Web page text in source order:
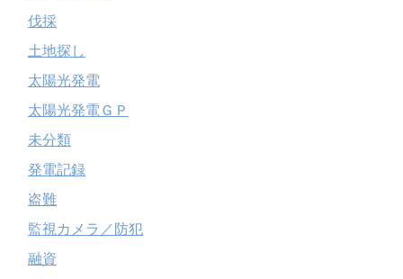
伐採
土地探し
太陽光発電
太陽光発電ＧＰ
未分類
発電記録
盗難
監視カメラ／防犯
融資